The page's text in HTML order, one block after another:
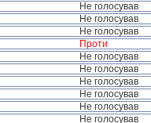
Не голосував
Не голосував
Не голосував
Проти
Не голосував
Не голосував
Не голосував
Не голосував
Не голосував
Не голосував